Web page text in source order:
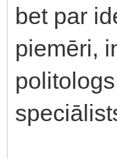
bet par
piemēri,